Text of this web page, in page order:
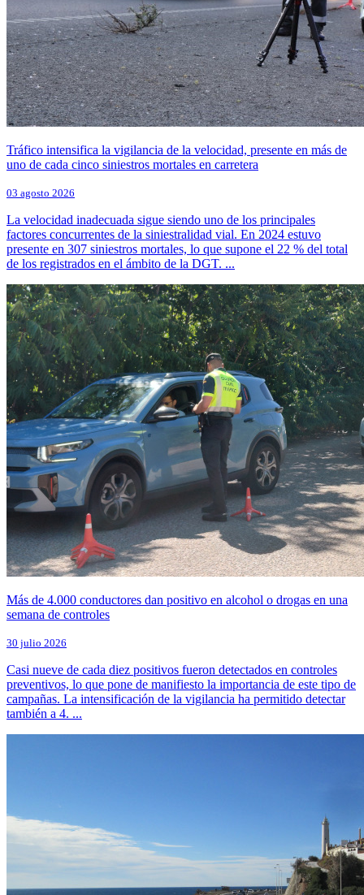
Tráfico intensifica la vigilancia de la velocidad, presente en más de
uno de cada cinco siniestros mortales en carretera
03 agosto 2026
La velocidad inadecuada sigue siendo uno de los principales
factores concurrentes de la siniestralidad vial. En 2024 estuvo
presente en 307 siniestros mortales, lo que supone el 22 % del total
de los registrados en el ámbito de la DGT. ...
Más de 4.000 conductores dan positivo en alcohol o drogas en una
semana de controles
30 julio 2026
Casi nueve de cada diez positivos fueron detectados en controles
preventivos, lo que pone de manifiesto la importancia de este tipo de
campañas. La intensificación de la vigilancia ha permitido detectar
también a 4. ...